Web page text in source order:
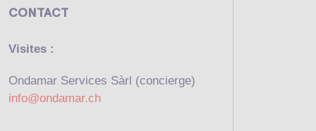
CONTACT
Visites :
Ondamar Services Sàrl (concierge)
info@ondamar.ch